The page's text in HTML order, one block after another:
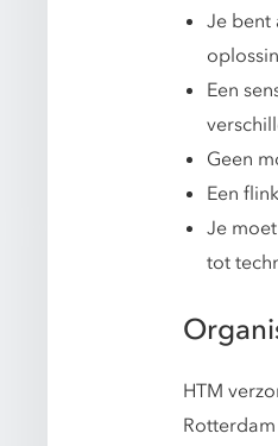
Je bent
Een
Geen
Een
Je
tot
HTM